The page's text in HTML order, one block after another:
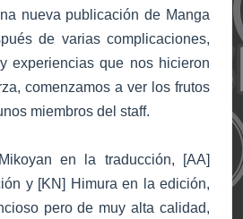
nueva publicación de Manga
de varias complicaciones,
experiencias que nos hicieron
comenzamos a ver los frutos
miembros del staff.
en la traducción, [AA]
y [KN] Himura en la edición,
pero de muy alta calidad,